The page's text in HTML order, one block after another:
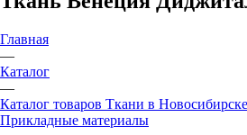
Главная
—
Каталог
—
Каталог товаров Ткани в Новосибирске
Прикладные материалы